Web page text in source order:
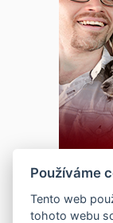
Používáme
Tento web
tohoto webu